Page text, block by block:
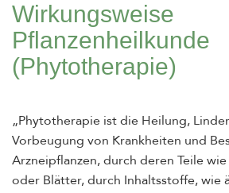
Wirkungsweise
Pflanzenheilkunde
(Phytotherapie)
„Phytotherapie ist die Heilung,
Vorbeugung von Krankheiten und
Arzneipflanzen, durch deren Teile
oder Blätter, durch Inhaltsstoffe, wie